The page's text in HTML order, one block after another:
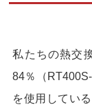
私たちの熱交
84％（
を使用してい